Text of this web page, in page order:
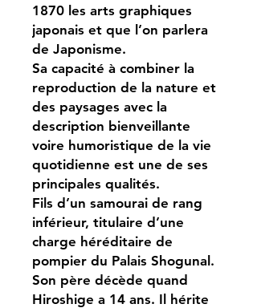
1870 les arts graphiques
japonais et que l’on parlera
de Japonisme.
Sa capacité à combiner la
reproduction de la nature et
des paysages avec la
description bienveillante
voire humoristique de la vie
quotidienne est une de ses
principales qualités.
Fils d’un samourai de rang
inférieur, titulaire d’une
charge héréditaire de
pompier du Palais Shogunal.
Son père décède quand
Hiroshige a 14 ans. Il hérite